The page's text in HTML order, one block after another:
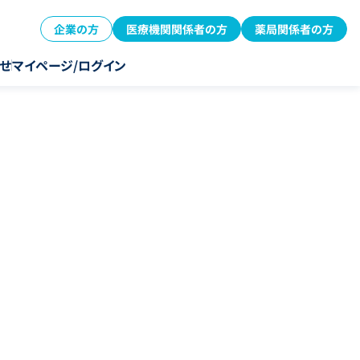
企業の方 医療機関関係者の方 薬局関係者の方
マイページ/ログイン